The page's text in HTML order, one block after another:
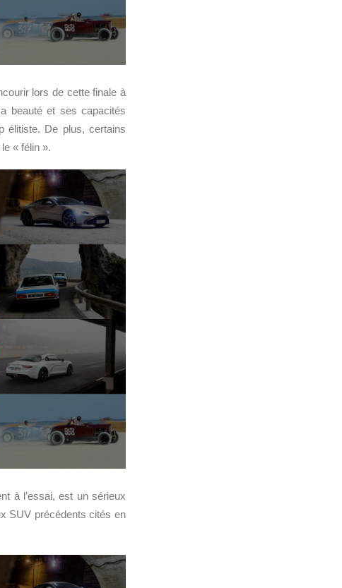
lors de cette finale à
beauté et ses capacités
élitiste. De plus, certains
« félin ».
à l’essai, est un sérieux
SUV précédents cités en